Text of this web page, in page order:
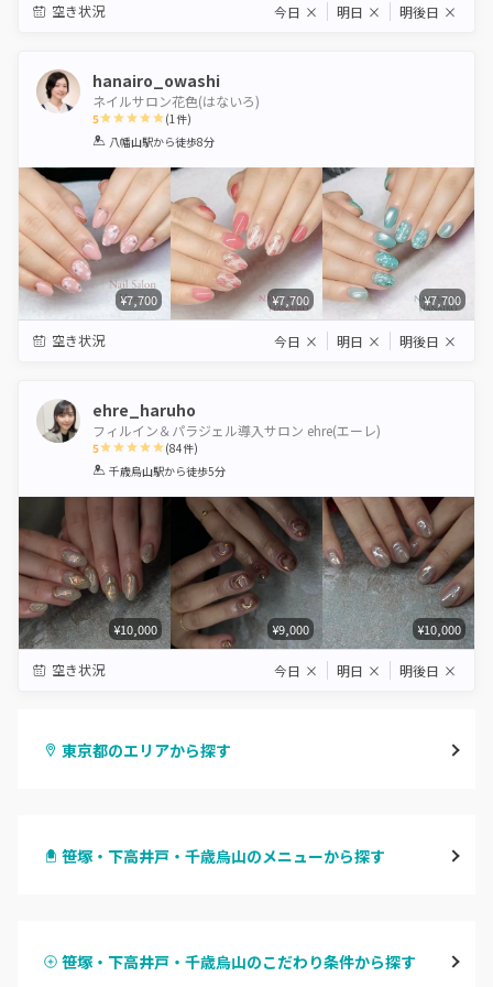
空き状況 今日 × 明日 × 明後日 ×
hanairo_owashi
ネイルサロン花色(はないろ)
5
1 2 3 4 5
(1件)
八幡山駅から徒歩8分
¥7,700 ¥7,700 ¥7,700
空き状況 今日 × 明日 × 明後日 ×
ehre_haruho
フィルイン＆パラジェル導入サロン ehre(エーレ)
5
1 2 3 4 5
(84件)
千歳烏山駅から徒歩5分
¥10,000 ¥9,000 ¥10,000
空き状況 今日 × 明日 × 明後日 ×
東京都のエリアから探す
原宿
笹塚・下高井戸・千歳烏山のメニューから探す
ハンドスカルプ
笹塚・下高井戸・千歳烏山のこだわり条件から探す